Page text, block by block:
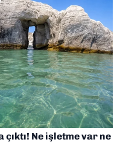
Ne işletme var ne